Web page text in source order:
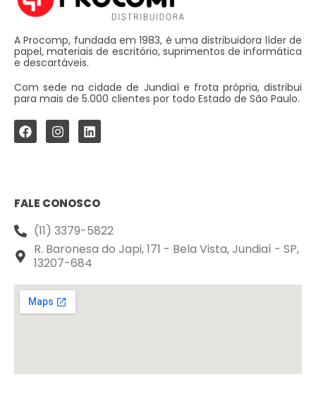
A Procomp, fundada em 1983, é uma distribuidora líder de
papel, materiais de escritório, suprimentos de informática
e descartáveis.
Com sede na cidade de Jundiaí e frota própria, distribui
para mais de 5.000 clientes por todo Estado de São Paulo.
FALE CONOSCO
(11) 3379-5822
R. Baronesa do Japi, 171 - Bela Vista, Jundiaí - SP,
13207-684